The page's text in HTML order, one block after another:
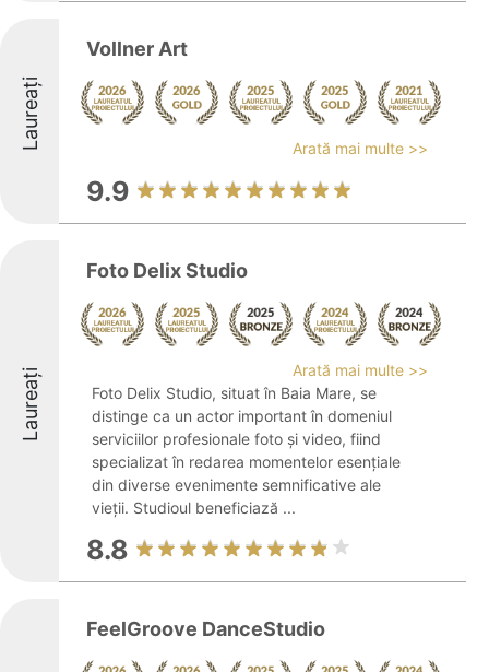
Laureați
Vollner Art
Arată mai multe >>
9.9
Laureați
Foto Delix Studio
Arată mai multe >>
Foto Delix Studio, situat în Baia Mare, se
distinge ca un actor important în domeniul
serviciilor profesionale foto și video, fiind
specializat în redarea momentelor esențiale
din diverse evenimente semnificative ale
vieții. Studioul beneficiază ...
8.8
FeelGroove DanceStudio